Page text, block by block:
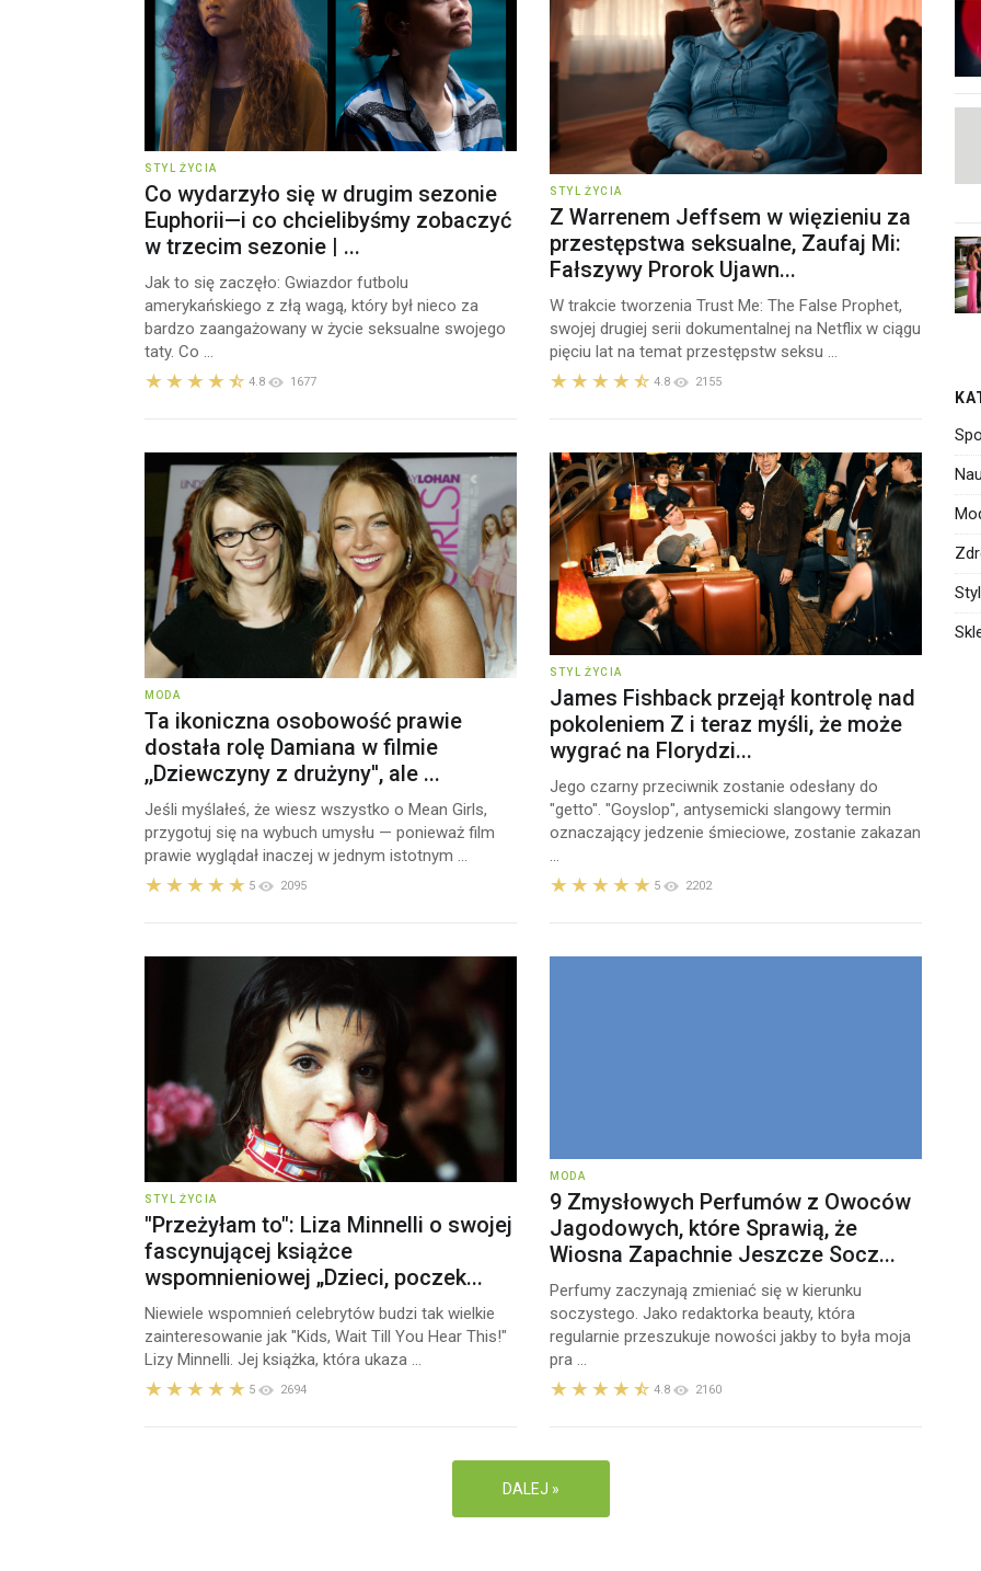
STYL ŻYCIA
Co wydarzyło się w drugim sezonie
Euphorii—i co chcielibyśmy zobaczyć
w trzecim sezonie | ...
Jak to się zaczęło: Gwiazdor futbolu
amerykańskiego z złą wagą, który był nieco za
bardzo zaangażowany w życie seksualne swojego
taty. Co ...
4.8 1677
STYL ŻYCIA
Z Warrenem Jeffsem w więzieniu za
przestępstwa seksualne, Zaufaj Mi:
Fałszywy Prorok Ujawn...
W trakcie tworzenia Trust Me: The False Prophet,
swojej drugiej serii dokumentalnej na Netflix w ciągu
pięciu lat na temat przestępstw seksu ...
4.8 2155
MODA
Ta ikoniczna osobowość prawie
dostała rolę Damiana w filmie
,,Dziewczyny z drużyny'', ale ...
Jeśli myślałeś, że wiesz wszystko o Mean Girls,
przygotuj się na wybuch umysłu — ponieważ film
prawie wyglądał inaczej w jednym istotnym ...
5 2095
STYL ŻYCIA
James Fishback przejął kontrolę nad
pokoleniem Z i teraz myśli, że może
wygrać na Florydzi...
Jego czarny przeciwnik zostanie odesłany do
"getto". "Goyslop", antysemicki slangowy termin
oznaczający jedzenie śmieciowe, zostanie zakazan
...
5 2202
STYL ŻYCIA
"Przeżyłam to": Liza Minnelli o swojej
fascynującej książce
wspomnieniowej „Dzieci, poczek...
Niewiele wspomnień celebrytów budzi tak wielkie
zainteresowanie jak "Kids, Wait Till You Hear This!"
Lizy Minnelli. Jej książka, która ukaza ...
5 2694
MODA
9 Zmysłowych Perfumów z Owoców
Jagodowych, które Sprawią, że
Wiosna Zapachnie Jeszcze Socz...
Perfumy zaczynają zmieniać się w kierunku
soczystego. Jako redaktorka beauty, która
regularnie przeszukuje nowości jakby to była moja
pra ...
4.8 2160
DALEJ »